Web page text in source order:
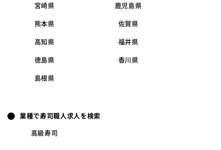
宮崎県 鹿児島県
熊本県 佐賀県
高知県 福井県
徳島県 香川県
島根県
業種で寿司職人求人を検索
高級寿司